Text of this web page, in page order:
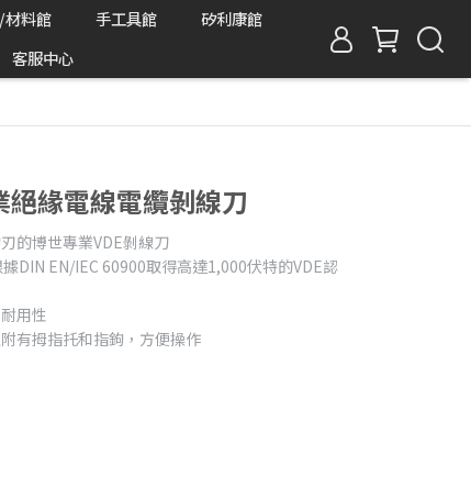
材料館 手工具館
矽利康館
客服中心
絕緣電線電纜剝線刀
的博世專業VDE剝線刀
DIN EN/IEC 60900取得高達1,000伏特的VDE認
用性
有拇指托和指鉤，方便操作